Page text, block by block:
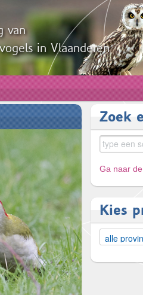
van
in Vlaanderen
Zoek
Ga naar
Kies